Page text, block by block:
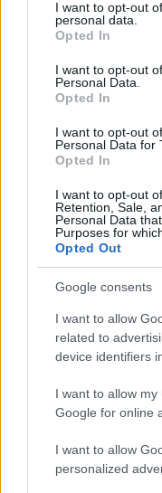
not limited to your visit
grant or deny consent
use your data for
consent section.
I want to opt-out
personal data.
Opted In
I want to opt-out
Personal Data.
Opted In
I want to opt-out
Personal Data for
Opted In
I want to opt-out
Retention, Sale,
Personal Data
Purposes for
Opted Out
Google consents
I want to allow
related to
device identifiers
I want to allow
Google for online
I want to allow
personalized
Oberlander
kóserság, ha
húsos